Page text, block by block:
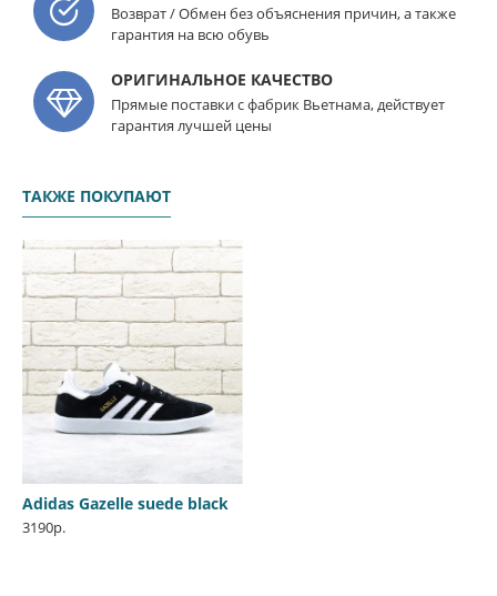
Возврат / Обмен без объяснения причин, а также
гарантия на всю обувь
ОРИГИНАЛЬНОЕ КАЧЕСТВО
Прямые поставки с фабрик Вьетнама, действует
гарантия лучшей цены
ТАКЖЕ ПОКУПАЮТ
Adidas Gazelle suede black
3190р.